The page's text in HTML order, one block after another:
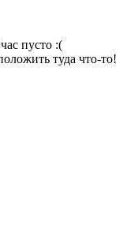
пусто :(
туда что-то!